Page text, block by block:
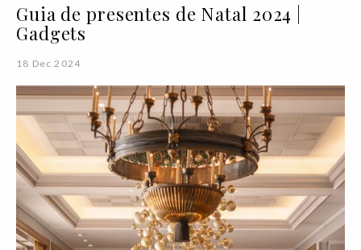
Guia de presentes de Natal 2024 |
Gadgets
18 Dec 2024